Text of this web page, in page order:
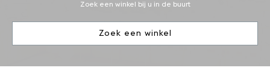
Zoek een winkel bij u in de buurt
Zoek een winkel